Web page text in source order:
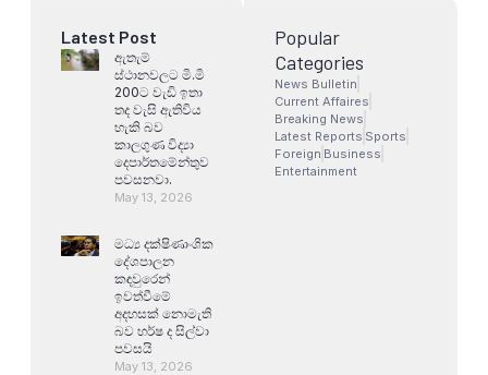
Latest Post
ඇතැම්
ස්ථානවලට මි.මි
200ට වැඩි ඉතා
තද වැසි ඇතිවිය
හැකි බව
කාලගුණ විද්‍යා
දෙපාර්තමේන්තුව
පවසනවා.
May 13, 2026
මධ්‍ය දක්ෂිණාංශික
දේශපාලන
කඳවුරෙන්
ඉවත්වීමේ
අදහසක් නොමැති
බව හර්ෂ ද සිල්වා
පවසයි
May 13, 2026
Popular
Categories
News Bulletin
Current Affaires
Breaking News
Latest Reports Sports
Foreign Business
Entertainment